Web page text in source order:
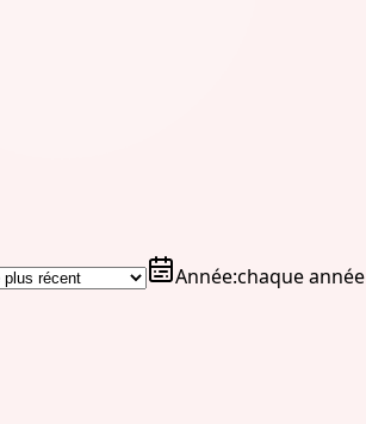
Année:chaque année